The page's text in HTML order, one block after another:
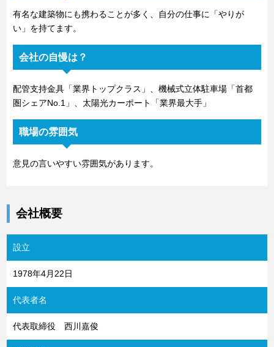
有名な建築物にも携わることが多く、自分の仕事に「やりが
い」を持てます。
会社の自慢は？
配管支持金具「業界トップクラス」、機械式立体駐車場「首都
圏シェアNo.1」、太陽光カーポート「業界最大手」
職場の雰囲気
意見の言いやすい雰囲気があります。
会社概要
設立
1978年4月22日
代表者名
代表取締役 西川嘉俊